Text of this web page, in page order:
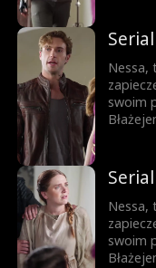
pojawia
prawdę
Nessa,
swoim
pojawia
prawdę
Nessa,
swoim